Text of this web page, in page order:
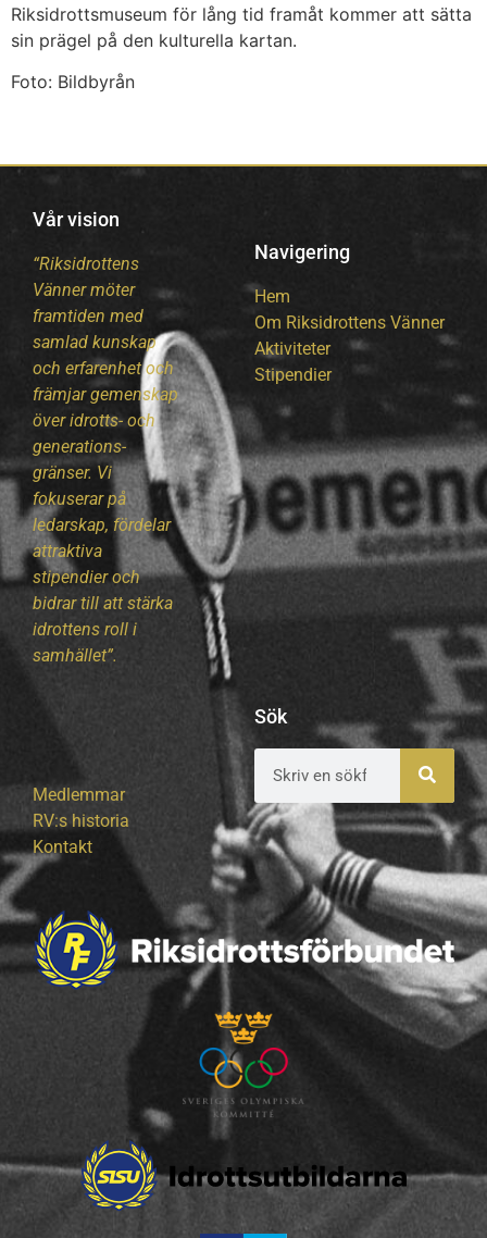
Riksidrottsmuseum för lång tid framåt kommer att sätta
sin prägel på den kulturella kartan.
Foto: Bildbyrån
Vår vision
“Riksidrottens
Vänner möter
framtiden med
samlad kunskap
och erfarenhet och
främjar gemenskap
över idrotts- och
generations-
gränser. Vi
fokuserar på
ledarskap, fördelar
attraktiva
stipendier och
bidrar till att stärka
idrottens roll i
samhället”.
Navigering
Hem
Om Riksidrottens Vänner
Aktiviteter
Stipendier
Medlemmar
RV:s historia
Kontakt
Sök